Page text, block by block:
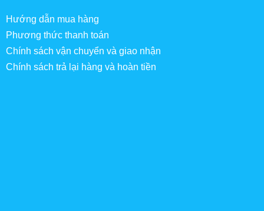
Hướng dẫn mua hàng
Phương thức thanh toán
Chính sách vận chuyển và giao nhận
Chính sách trả lại hàng và hoàn tiền